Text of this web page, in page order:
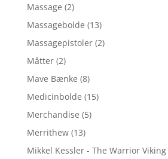
Massage (2)
Massagebolde (13)
Massagepistoler (2)
Måtter (2)
Mave Bænke (8)
Medicinbolde (15)
Merchandise (5)
Merrithew (13)
Mikkel Kessler - The Warrior Viking